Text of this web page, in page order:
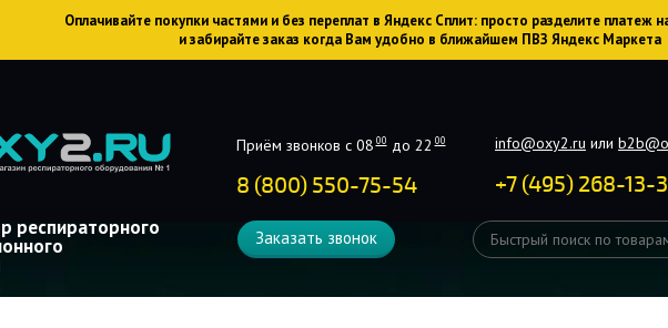
Оплачивайте покупки частями и без переплат в Яндекс Сплит: просто разделите платеж
и забирайте заказ когда Вам удобно в ближайшем ПВЗ Яндекс Маркета
респираторного
Приём звонков с 08 00до 22 00
8 (800) 550-75-54
info@oxy2.ru или
+7 (495) 268-13-
Заказать звонок